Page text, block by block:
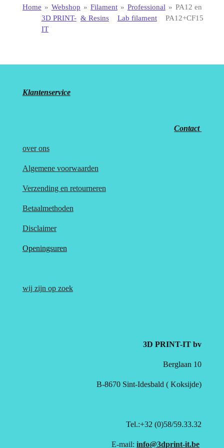
Home » Webshop
3D PRINT-
IT
» Filament
& Resins
» Professional
Lab filament
» PA12 en
PA12+CF15
Klantenservice
Contact
over ons
Algemene voorwaarden
Verzending en retourneren
Betaalmethoden
Disclaimer
Openingsuren
wij zijn op zoek
3D PRINT-IT bv
Berglaan 10
B-8670 Sint-Idesbald ( Koksijde)
Tel.:+32 (0)58/59.33.32
E-mail:info@3dprint-it.be